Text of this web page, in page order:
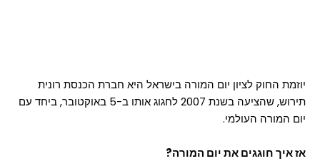
יוזמת החוק לציון יום המורה בישראל היא חברת הכנסת רונית
תירוש, שהציעה בשנת 2007 לחגוג אותו ב-5 באוקטובר, ביחד עם
יום המורה העולמי.
אז איך חוגגים את יום המורה?